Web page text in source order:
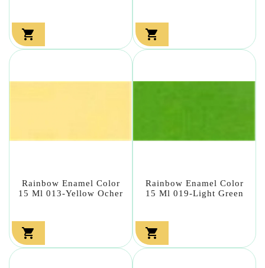
 
Rainbow Enamel Color
15 Ml 013-Yellow Ocher

Rainbow Enamel Color
15 Ml 019-Light Green
